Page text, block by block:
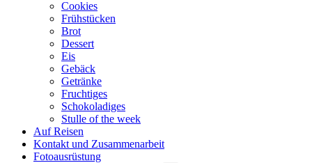
Cookies
Frühstücken
Brot
Dessert
Eis
Gebäck
Getränke
Fruchtiges
Schokoladiges
Stulle of the week
Auf Reisen
Kontakt und Zusammenarbeit
Fotoausrüstung